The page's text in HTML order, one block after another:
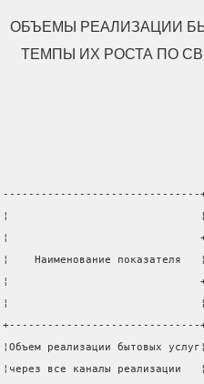
ОБЪЕМЫ РЕАЛИЗАЦИИ
ТЕМПЫ ИХ РОСТА ПО
-------------------------------
¦                              ¦
¦
¦    Наименование показателя
¦
¦                              ¦факт
+------------------------------
¦Объем реализации
¦через все каналы реализации